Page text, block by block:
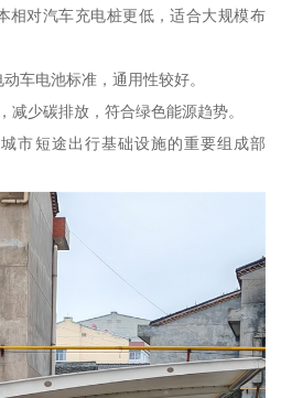
相对汽车充电桩更低，适合大规模布
车电池标准，通用性较好。
减少碳排放，符合绿色能源趋势。
市短途出行基础设施的重要组成部